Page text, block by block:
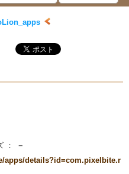
：
－
apps/details?id=com.pixelbite.r